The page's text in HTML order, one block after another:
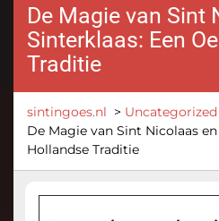
De Magie van Sint
Sinterklaas: Een
Traditie
sintingoes.nl > Uncategorized
De Magie van Sint Nicolaas
Hollandse Traditie